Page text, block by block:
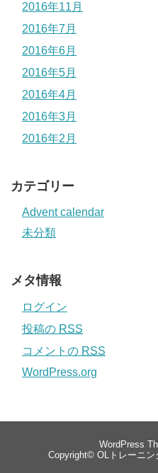
2016年11月
2016年7月
2016年6月
2016年5月
2016年4月
2016年3月
2016年2月
カテゴリー
Advent calendar
未分類
メタ情報
ログイン
投稿の RSS
コメントの RSS
WordPress.org
WordPress
Copyright© OLトレーニン